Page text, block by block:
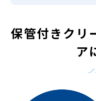
保管付きクリ
ア